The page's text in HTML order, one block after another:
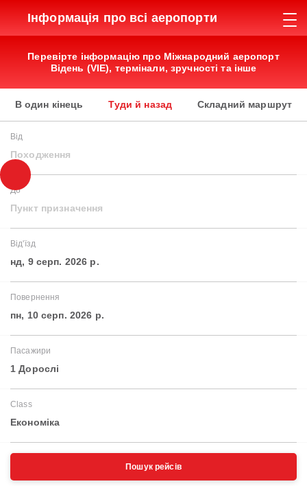
Інформація про всі аеропорти
Перевірте інформацію про Міжнародний аеропорт
Відень (VIE), термінали, зручності та інше
В один кінець Туди й назад Складний маршрут
Від
Походження
До
Пункт призначення
Від'їзд
нд, 9 серп. 2026 р.
Повернення
пн, 10 серп. 2026 р.
Пасажири
1 Дорослі
Class
Економіка
Пошук рейсів